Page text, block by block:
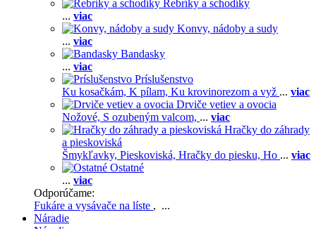
Rebríky a schodíky
... viac
Konvy, nádoby a sudy
... viac
Bandasky
... viac
Príslušenstvo
Ku kosačkám, K pílam, Ku krovinorezom a vyž ... viac
Drviče vetiev a ovocia
Nožové, S ozubeným valcom, ... viac
Hračky do záhrady
a pieskoviská
Šmykľavky, Pieskoviská, Hračky do piesku, Ho ... viac
Ostatné
... viac
Odporúčame:
Fukáre a vysávače na líste , ...
Náradie